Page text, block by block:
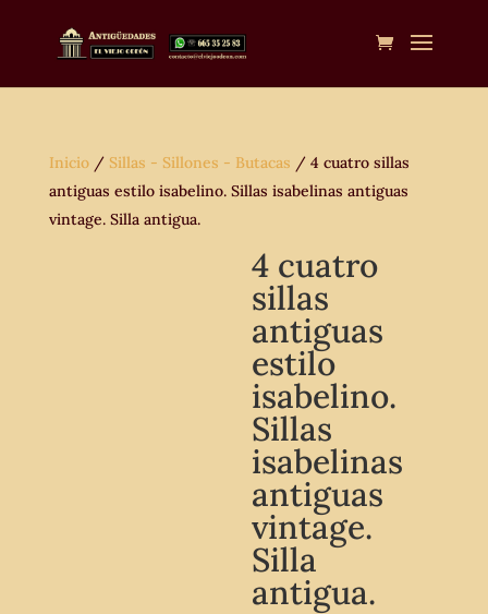
Inicio/ Sillas - Sillones - Butacas / 4 cuatro sillas
antiguas estilo isabelino. Sillas isabelinas antiguas
vintage. Silla antigua.
4 cuatro
sillas
antiguas
estilo
isabelino.
Sillas
isabelinas
antiguas
vintage.
Silla
antigua.